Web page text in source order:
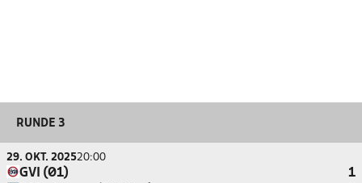
RUNDE 3
29. OKT. 202520:00
GVI (Ø1)
1